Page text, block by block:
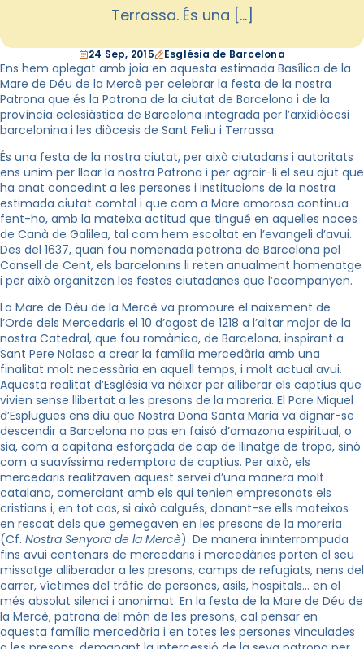
Terrassa. És una […]
24 Sep, 2015 Església de Barcelona
Ens hem aplegat amb joia en aquesta estimada Basílica de la
Mare de Déu de la Mercè per celebrar la festa de la nostra
Patrona que és la Patrona de la ciutat de Barcelona i de la
província eclesiàstica de Barcelona integrada per l’arxidiòcesi
barcelonina i les diòcesis de Sant Feliu i Terrassa.
És una festa de la nostra ciutat, per això ciutadans i autoritats
ens unim per lloar la nostra Patrona i per agrair-li el seu ajut que
ha anat concedint a les persones i institucions de la nostra
estimada ciutat comtal i que com a Mare amorosa continua
fent-ho, amb la mateixa actitud que tingué en aquelles noces
de Canà de Galilea, tal com hem escoltat en l’evangeli d’avui.
Des del 1637, quan fou nomenada patrona de Barcelona pel
Consell de Cent, els barcelonins li reten anualment homenatge
i per això organitzen les festes ciutadanes que l’acompanyen.
La Mare de Déu de la Mercè va promoure el naixement de
l’Orde dels Mercedaris el 10 d’agost de 1218 a l’altar major de la
nostra Catedral, que fou romànica, de Barcelona, inspirant a
Sant Pere Nolasc a crear la família mercedària amb una
finalitat molt necessària en aquell temps, i molt actual avui.
Aquesta realitat d’Església va néixer per alliberar els captius que
vivien sense llibertat a les presons de la moreria. El Pare Miquel
d’Esplugues ens diu que Nostra Dona Santa Maria va dignar-se
descendir a Barcelona no pas en faisó d’amazona espiritual, o
sia, com a capitana esforçada de cap de llinatge de tropa, sinó
com a suavíssima redemptora de captius. Per això, els
mercedaris realitzaven aquest servei d’una manera molt
catalana, comerciant amb els qui tenien empresonats els
cristians i, en tot cas, si això calgués, donant-se ells mateixos
en rescat dels que gemegaven en les presons de la moreria
(Cf. Nostra Senyora de la Mercè). De manera ininterrompuda
fins avui centenars de mercedaris i mercedàries porten el seu
missatge alliberador a les presons, camps de refugiats, nens del
carrer, víctimes del tràfic de persones, asils, hospitals… en el
més absolut silenci i anonimat. En la festa de la Mare de Déu de
la Mercè, patrona del món de les presons, cal pensar en
aquesta família mercedària i en totes les persones vinculades